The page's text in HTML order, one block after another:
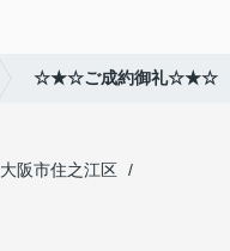
☆★☆ご成約御礼☆★☆
大阪市住之江区